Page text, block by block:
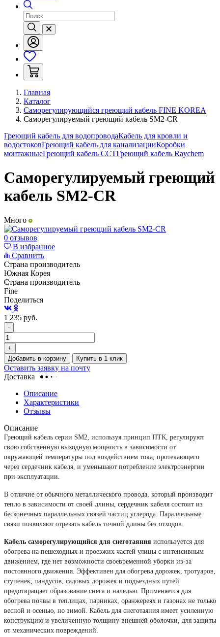
Главная
Каталог
Саморегулирующийся греющий кабель FINE KOREA
Саморегулируемый греющий кабель SM2-CR
Греющий кабель для водопроводаКабель для кровли и
водостоковГреющий кабель для канализацииКоробки
монтажныеГреющий кабель ССТГреющий кабель Raychem
Саморегулируемый греющий
кабель SM2-CR
Много
0 отзывов
В избранное
Сравнить
Страна производитель
Южная Корея
Страна производитель
Fine
Поделиться
1 235 руб.
-
+
Добавить в корзину
Купить в 1 клик
Оставить заявку на почту
Доставка
Описание
Характеристики
Отзывы
Описание
Греющий кабель серии SM2, используя принцип ПТК, регулируют
свою собственную выходную мощность в зависимости от
окружающей температуры под воздействием тока, протекающего
через сердечник кабеля, и уменьшают потребление электроэнергии
при эксплуатации.
В отличие от обычного металлического провода, который производит
тепло в зависимости от своей длины, сердечник кабеля состоит из
бесконечных параллельных связей частиц углерода. Параллельные
связи позволяют отрезать кабель точной длины без отходов.
Кабель саморегулирующийся для снеготаяния используется для
обогрева на пешеходных и проезжих частей улицы с интенсивным
движением, где нет возможности своевременной уборки из-за
постоянного движения. Эффективен для обогрева дорожек, тротуаров,
ступенек, пандусов, садовых дорожек и подъездных путей
предотвращает образование снега и наледью. Применяется для
обогрева почвы в теплицах, парниках, оранжереях и газонах не только
весной и осенью, но зимой. Кабель для снеготаяния имеет усиленную
конструкцию и увеличенную толщину внешней оболочки, для защиты
от механических повреждений.